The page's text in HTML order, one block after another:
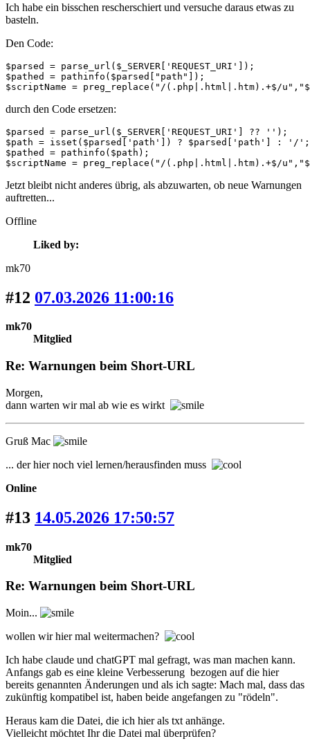
Ich habe ein bisschen rescherschiert und versuche daraus etwas zu
basteln.
Den Code:
$parsed = parse_url($_SERVER['REQUEST_URI']);
$pathed = pathinfo($parsed["path"]);
$scriptName = preg_replace("/(.php|.html|.htm).+$/
durch den Code ersetzen:
$parsed = parse_url($_SERVER['REQUEST_URI'] ?? '');
$path = isset($parsed['path']) ? $parsed['path'] : '/';
$pathed = pathinfo($path);
$scriptName = preg_replace("/(.php|.html|.htm).+$/
Jetzt bleibt nicht anderes übrig, als abzuwarten, ob neue Warnungen
auftretten...
Offline
Liked by:
mk70
#12 07.03.2026 11:00:16
mk70
Mitglied
Re: Warnungen beim Short-URL
Morgen,
dann warten wir mal ab wie es wirkt
Gruß Mac
... der hier noch viel lernen/herausfinden muss
Online
#13 14.05.2026 17:50:57
mk70
Mitglied
Re: Warnungen beim Short-URL
Moin...
wollen wir hier mal weitermachen?
Ich habe claude und chatGPT mal gefragt, was man machen kann.
Anfangs gab es eine kleine Verbesserung bezogen auf die hier
bereits genannten Änderungen und als ich sagte: Mach mal, dass das
zukünftig kompatibel ist, haben beide angefangen zu "rödeln".
Heraus kam die Datei, die ich hier als txt anhänge.
Vielleicht möchtet Ihr die Datei mal überprüfen?